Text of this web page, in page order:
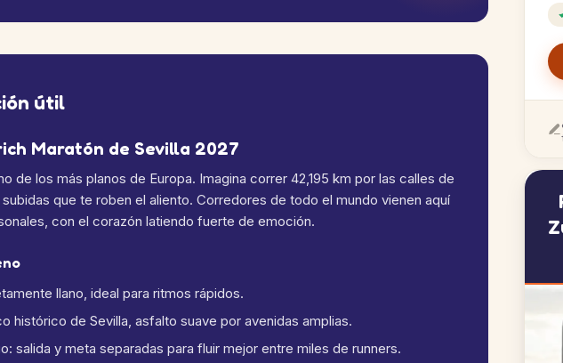
útil
Maratón de Sevilla 2027
de los más planos de Europa. Imagina correr 42,195 km por las calles de
que te roben el aliento. Corredores de todo el mundo vienen aquí
con el corazón latiendo fuerte de emoción.
llano, ideal para ritmos rápidos.
histórico de Sevilla, asfalto suave por avenidas amplias.
salida y meta separadas para fluir mejor entre miles de runners.